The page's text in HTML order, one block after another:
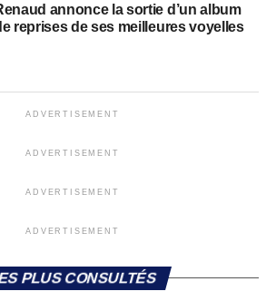
annonce la sortie d’un album
reprises de ses meilleures voyelles
ADVERTISEMENT
ADVERTISEMENT
ADVERTISEMENT
ADVERTISEMENT
PLUS CONSULTÉS